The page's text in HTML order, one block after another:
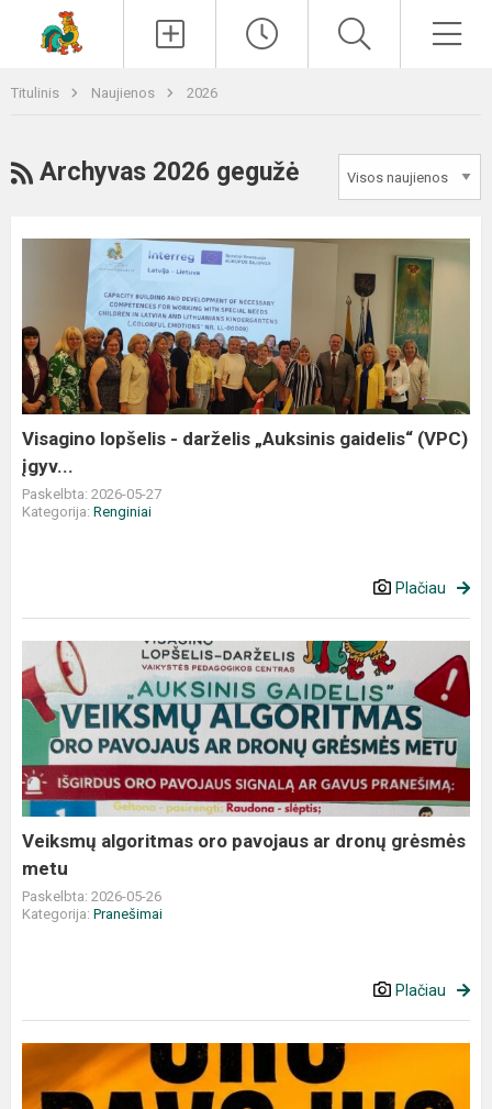
Titulinis Naujienos 2026
RSS
Archyvas 2026 gegužė
darželis
„Auksinis
gaidelis“
(VPC)
įgyv...
Visagino lopšelis - darželis „Auksinis gaidelis“ (VPC)
įgyv...
Paskelbta: 2026-05-27
Kategorija: Renginiai
Plačiau
Veiksmų
algoritmas
oro
pavojaus
dronų
grėsmės
metu
Veiksmų algoritmas oro pavojaus ar dronų grėsmės
metu
Paskelbta: 2026-05-26
Kategorija: Pranešimai
Plačiau
Kaip
elgtis